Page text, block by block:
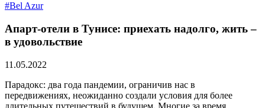
#Bel Azur
Апарт-отели в Тунисе: приехать надолго, жить –
в удовольствие
11.05.2022
Парадокс: два года пандемии, ограничив нас в
передвижениях, неожиданно создали условия для более
длительных путешествий в будущем. Многие за время